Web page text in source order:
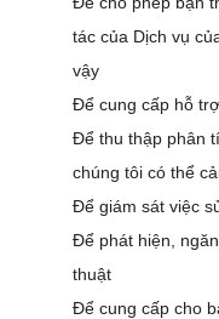
tác của Dịch vụ
vậy
Để cung cấp hỗ
Để thu thập phân
chúng tôi có thể
Để giám sát việc
Để phát hiện,
thuật
Để cung cấp cho